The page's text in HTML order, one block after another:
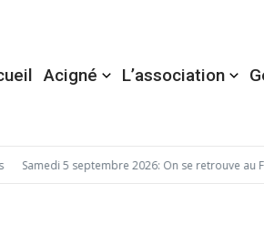
Acigné L’association
Samedi 5 septembre 2026: On se retrouve au